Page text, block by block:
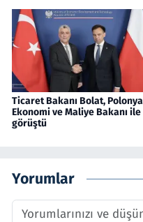
Ticaret Bakanı Bolat, Polonya
Ekonomi ve Maliye Bakanı ile
görüştü
Yorumlar